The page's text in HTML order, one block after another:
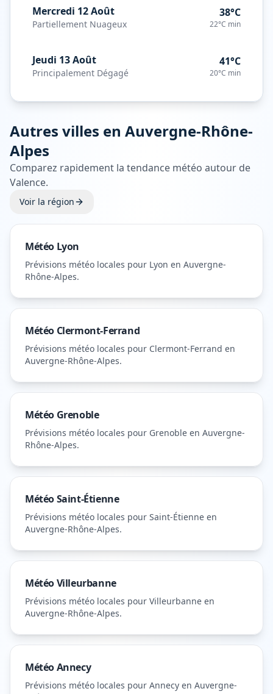
Mercredi 12 Août
Partiellement Nuageux
38°C
22°C min
Jeudi 13 Août
Principalement Dégagé
41°C
20°C min
Autres villes en Auvergne-Rhône-
Alpes
Comparez rapidement la tendance météo autour de
Valence.
Voir la région
Météo Lyon
Prévisions météo locales pour Lyon en Auvergne-
Rhône-Alpes.
Météo Clermont-Ferrand
Prévisions météo locales pour Clermont-Ferrand en
Auvergne-Rhône-Alpes.
Météo Grenoble
Prévisions météo locales pour Grenoble en Auvergne-
Rhône-Alpes.
MétéoSaint-Étienne
Prévisions météo locales pour Saint-Étienne en
Auvergne-Rhône-Alpes.
MétéoVilleurbanne
Prévisions météo locales pour Villeurbanne en
Auvergne-Rhône-Alpes.
MétéoAnnecy
Prévisions météo locales pour Annecy en Auvergne-